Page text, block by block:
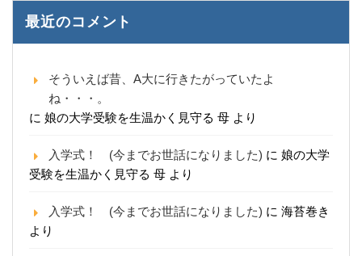
最近のコメント
そういえば昔、A大に行きたがっていたよ
ね・・・。
に 娘の大学受験を生温かく見守る 母 より
入学式！ (今までお世話になりました) に 娘の大学
受験を生温かく見守る 母 より
入学式！ (今までお世話になりました) に 海苔巻き
より